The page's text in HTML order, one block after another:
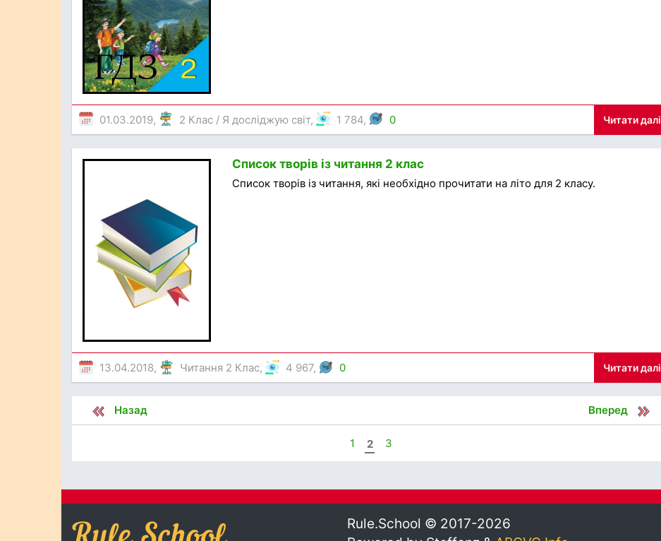
01.03.2019, 2 Клас / Я досліджую світ, 1 784, 0 Читати далі
Список творів із читання 2 клас
Список творів із читання, які необхідно прочитати на літо для 2 класу.
13.04.2018, Читання 2 Клас, 4 967, 0 Читати далі
Назад Вперед
1 2 3
Rule.School © 2017-2026